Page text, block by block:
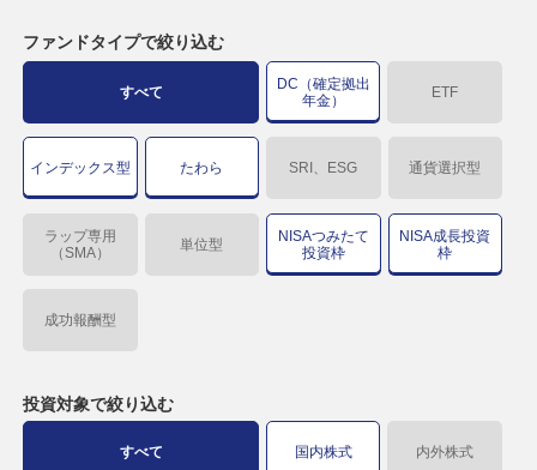
ファンドタイプで絞り込む
すべて
DC（確定拠出
年金）
ETF
インデックス型 たわら SRI、ESG 通貨選択型
ラップ専用
（SMA）
単位型
NISAつみたて
投資枠
NISA成長投資
枠
成功報酬型
投資対象で絞り込む
すべて 国内株式 内外株式